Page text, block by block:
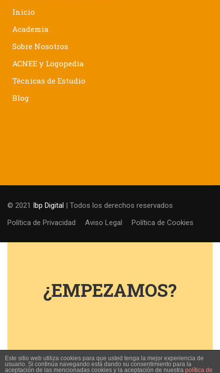
Inicio
Academia
Sobre Nosotros
ACNEE y Logopedia
Técnicas de Estudio
Blog
© 2021 Ibp Digital | Todos los derechos reservados
Política de Privacidad
Aviso Legal Política de Cookies
¿EMPEZAMOS?
Este sitio web utiliza cookies para que usted tenga la mejor experiencia de
usuario. Si continúa navegando está dando su consentimiento para la
aceptación de las mencionadas cookies y la aceptación de nuestra política de